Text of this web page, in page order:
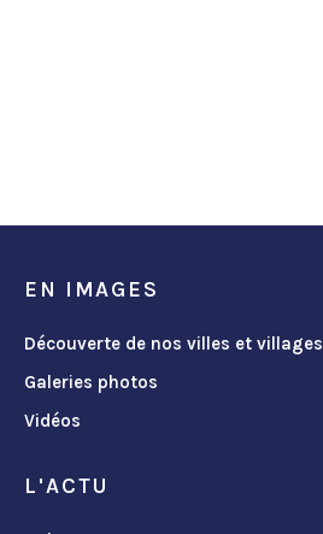
EN IMAGES
Découverte de nos villes et villages
Galeries photos
Vidéos
L'ACTU